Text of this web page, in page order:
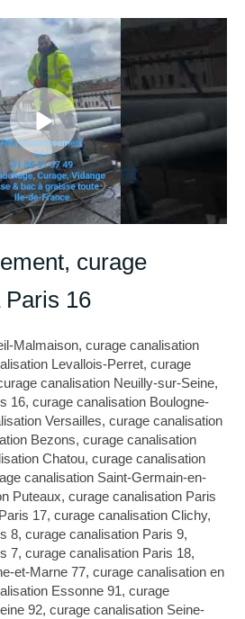
curage
Paris 16
Malmaison, curage canalisation
Levallois-Perret, curage
canalisation Neuilly-sur-Seine,
16, curage canalisation Boulogne-
Versailles, curage canalisation
Bezons, curage canalisation
Chatou, curage canalisation
canalisation Saint-Germain-en-
Puteaux, curage canalisation Paris
17, curage canalisation Clichy,
8, curage canalisation Paris 9,
7, curage canalisation Paris 18,
et-Marne 77, curage canalisation en
Essonne 91, curage
92, curage canalisation Seine-